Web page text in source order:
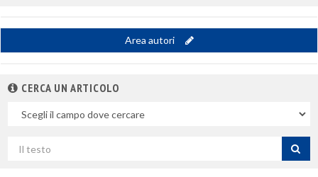
Area autori
CERCA UN ARTICOLO
campo
per